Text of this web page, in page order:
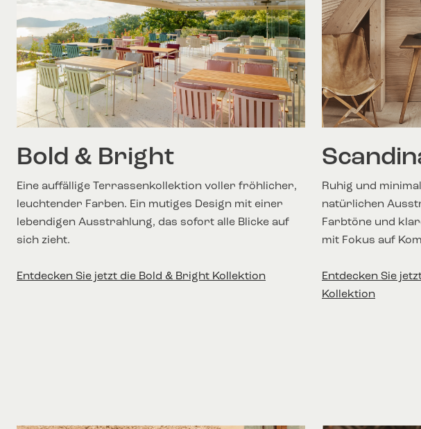
Bold & Bright
Eine auffällige Terrassenkollektion voller fröhlicher,
leuchtender Farben. Ein mutiges Design mit einer
lebendigen Ausstrahlung, das sofort alle Blicke auf
sich zieht.
Entdecken Sie jetzt die Bold & Bright Kollektion
Ruhig und
natürlichen
Farbtöne und
mit Fokus auf
Entdecken Sie
Kollektion